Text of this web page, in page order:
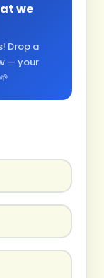
we
Drop a
— your